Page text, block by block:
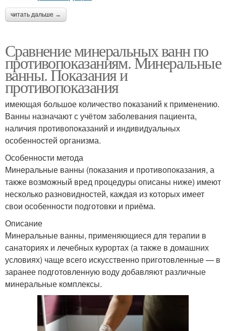
читать дальше →
Сравнение минеральных ванн по
противопоказаниям. Минеральные
ванны. Показания и
противопоказания
имеющая большое количество показаний к применению.
Ванны назначают с учётом заболевания пациента,
наличия противопоказаний и индивидуальных
особенностей организма.
Особенности метода
Минеральные ванны (показания и противопоказания, а
также возможный вред процедуры описаны ниже) имеют
несколько разновидностей, каждая из которых имеет
свои особенности подготовки и приёма.
Описание
Минеральные ванны, применяющиеся для терапии в
санаториях и лечебных курортах (а также в домашних
условиях) чаще всего искусственно приготовленные — в
заранее подготовленную воду добавляют различные
минеральные комплексы.